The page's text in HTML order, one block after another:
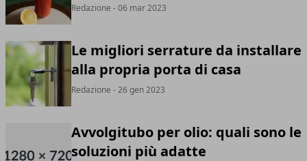
Redazione - 06 mar 2023
Le migliori serrature da installare
alla propria porta di casa
Redazione - 26 gen 2023
Avvolgitubo per olio: quali sono le
soluzioni più adatte